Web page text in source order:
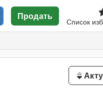
Продать
Список